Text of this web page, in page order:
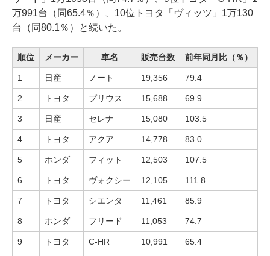
万991台（同65.4％）、10位トヨタ「ヴィッツ」1万130
台（同80.1％）と続いた。
順位 メーカー 車名 販売台数 前年同月比（％）
1 日産 ノート 19,356 79.4
2 トヨタ プリウス 15,688 69.9
3 日産 セレナ 15,080 103.5
4 トヨタ アクア 14,778 83.0
5 ホンダ フィット 12,503 107.5
6 トヨタ ヴォクシー 12,105 111.8
7 トヨタ シエンタ 11,461 85.9
8 ホンダ フリード 11,053 74.7
9 トヨタ C-HR 10,991 65.4